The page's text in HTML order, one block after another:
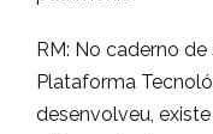
RM: No caderno
Plataforma
desenvolveu,